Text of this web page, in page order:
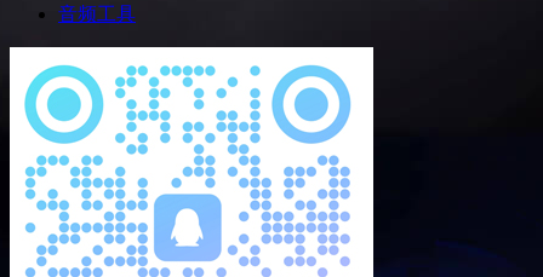
音频工具